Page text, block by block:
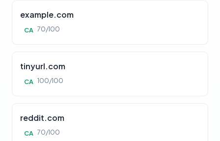
example.com
CA 70/100
tinyurl.com
CA 100/100
reddit.com
CA 70/100